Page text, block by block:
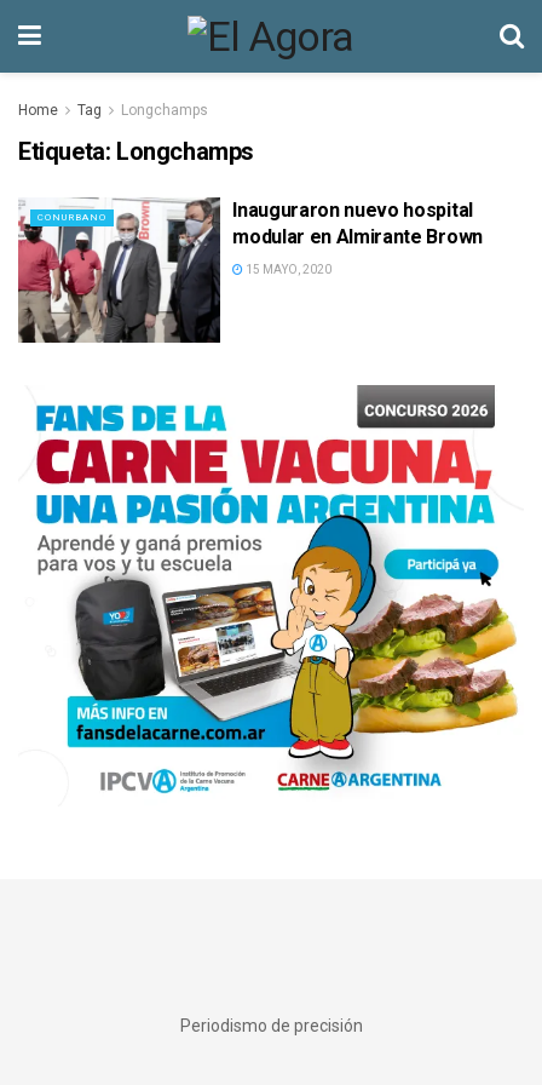
Home Tag Longchamps
Etiqueta: Longchamps
CONURBANO
Inauguraron nuevo hospital
modular en Almirante Brown
15 MAYO, 2020
Periodismo de precisión